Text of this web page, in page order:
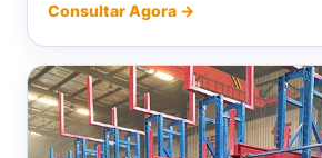
Consultar Agora →